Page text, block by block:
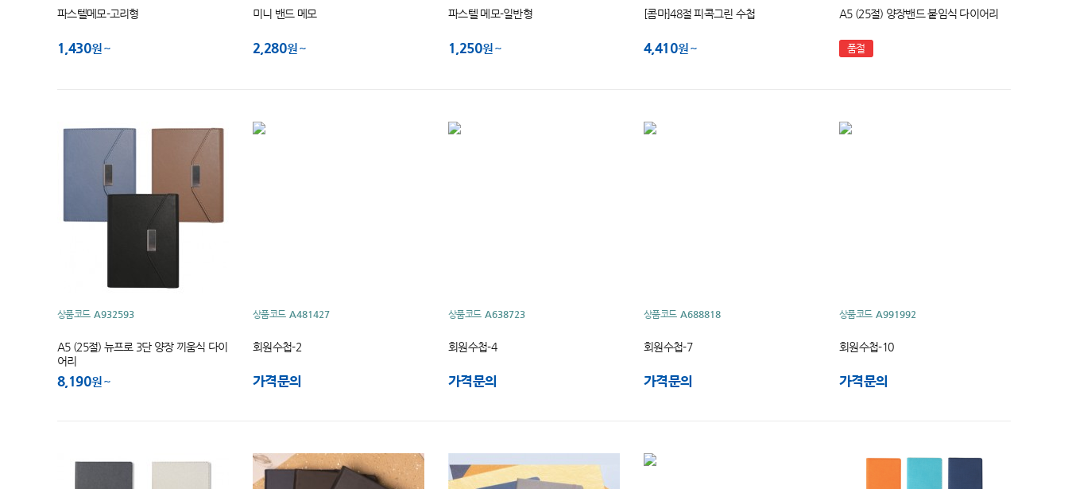
파스텔메모-고리형
1,430원
미니 밴드 메모
2,280원
파스텔 메모-일반형
1,250원
[콤마]48절 피콕그린 수첩
4,410원
A5 (25절) 양장밴드 붙임식 다이어리
품절
상품코드 A932593
A5 (25절) 뉴프로 3단 양장 끼움식 다이
어리
8,190원
상품코드 A481427
회원수첩-2
가격문의
상품코드 A638723
회원수첩-4
가격문의
상품코드 A688818
회원수첩-7
가격문의
상품코드 A991992
회원수첩-10
가격문의